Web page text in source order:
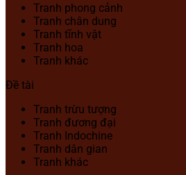
Tranh phong cảnh
Tranh chân dung
Tranh tĩnh vật
Tranh hoa
Tranh khác
Đề tài
Tranh trừu tượng
Tranh đương đại
Tranh Indochine
Tranh dân gian
Tranh khác